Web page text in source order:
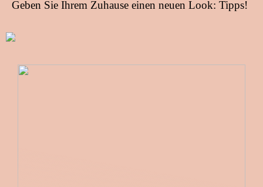
Geben Sie Ihrem Zuhause einen neuen Look: Tipps!